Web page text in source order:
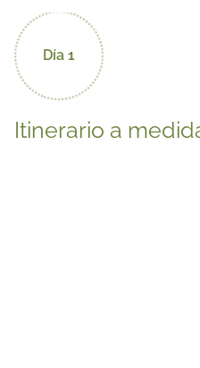
Itinerario a
Día 1